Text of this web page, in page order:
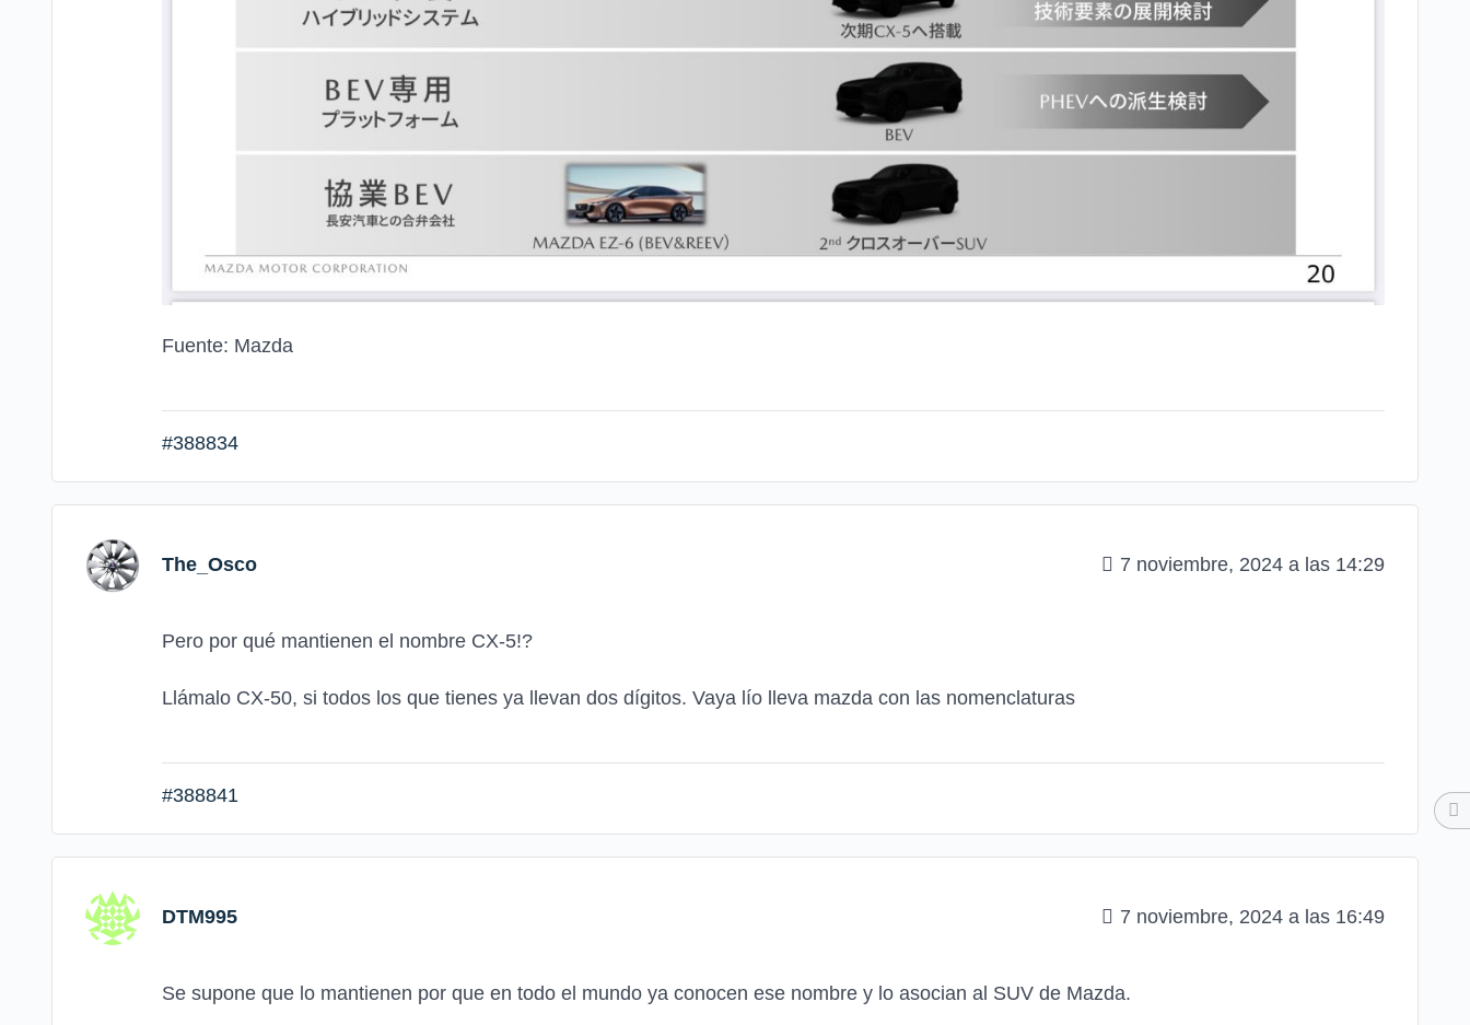
Fuente: Mazda
#388834
The_Osco 7 noviembre, 2024 a las 14:29
Pero por qué mantienen el nombre CX-5!?
Llámalo CX-50, si todos los que tienes ya llevan dos dígitos. Vaya lío lleva mazda con las nomenclaturas
#388841
DTM995 7 noviembre, 2024 a las 16:49
Se supone que lo mantienen por que en todo el mundo ya conocen ese nombre y lo asocian al SUV de Mazda.